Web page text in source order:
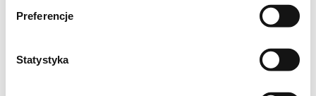
Preferencje
Statystyka